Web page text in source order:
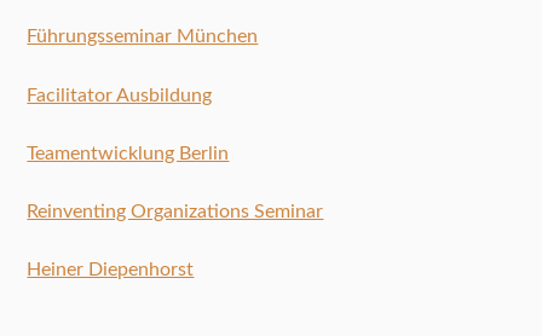
Führungsseminar München
Facilitator Ausbildung
Teamentwicklung Berlin
Reinventing Organizations Seminar
Heiner Diepenhorst